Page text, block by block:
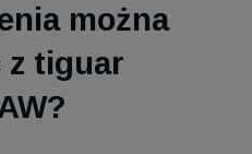
można
z tiguar